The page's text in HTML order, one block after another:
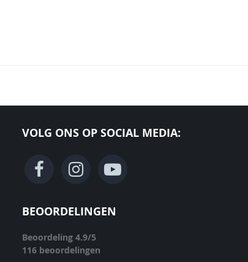
VOLG ONS OP SOCIAL MEDIA:
BEOORDELINGEN
Beoordeling 4.9/5
116 beoordelingen